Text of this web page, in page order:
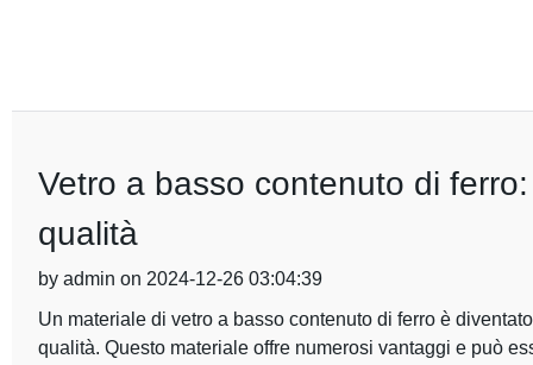
Vetro a basso contenuto di
qualità
by admin on 2024-12-26 03:04:39
Un materiale di vetro a basso contenuto di ferro è
qualità. Questo materiale offre numerosi vantaggi e può